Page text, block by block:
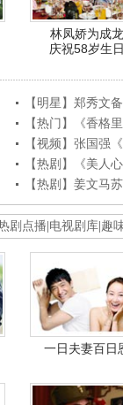
林凤娇为成龙
庆祝58岁生
【明星】郑秀文
【热门】《香格
【视频】张国强
【热剧】《美人
【热剧】姜文马
剧点播 电视剧库 趣
一日夫妻百日